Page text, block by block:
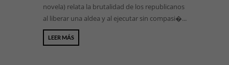
novela) relata la brutalidad de los republicanos
al liberar una aldea y al ejecutar sin compasi�...
LEER MÁS